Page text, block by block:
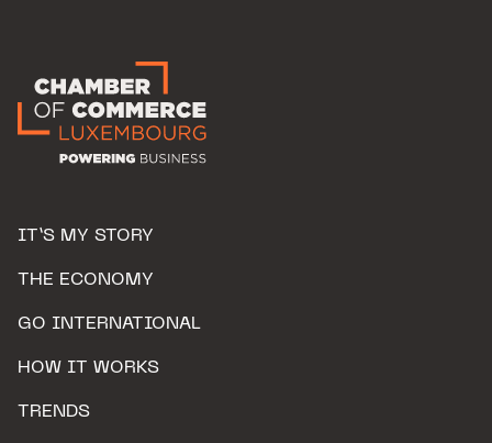
IT’S MY STORY
THE ECONOMY
GO INTERNATIONAL
HOW IT WORKS
TRENDS